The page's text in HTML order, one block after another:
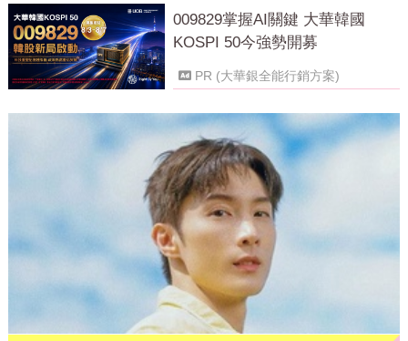
009829掌握AI關鍵 大華韓國
KOSPI 50今強勢開募
PR (大華銀全能行銷方案)